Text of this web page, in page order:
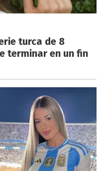
turca de 8
terminar en un fin